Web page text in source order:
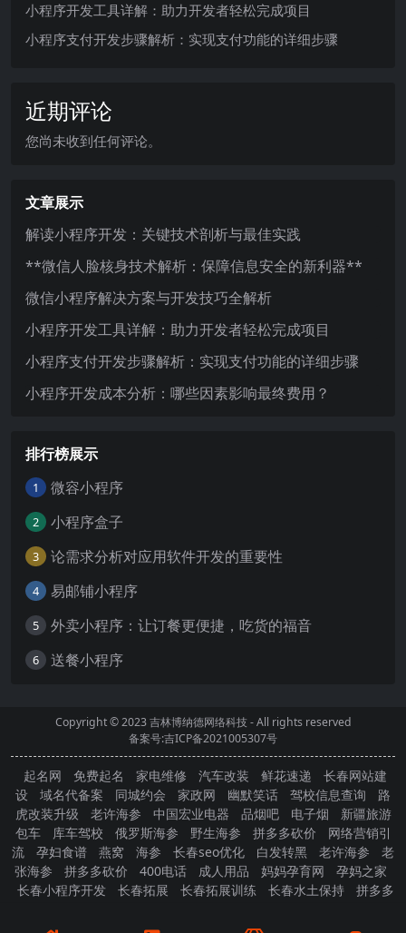
小程序开发工具详解：助力开发者轻松完成项目
小程序支付开发步骤解析：实现支付功能的详细步骤
近期评论
您尚未收到任何评论。
文章展示
解读小程序开发：关键技术剖析与最佳实践
**微信人脸核身技术解析：保障信息安全的新利器**
微信小程序解决方案与开发技巧全解析
小程序开发工具详解：助力开发者轻松完成项目
小程序支付开发步骤解析：实现支付功能的详细步骤
小程序开发成本分析：哪些因素影响最终费用？
排行榜展示
1 微容小程序
2 小程序盒子
3 论需求分析对应用软件开发的重要性
4 易邮铺小程序
5 外卖小程序：让订餐更便捷，吃货的福音
6 送餐小程序
Copyright © 2023吉林博纳德网络科技- All rights reserved
备案号:吉ICP备2021005307号
起名网 免费起名 家电维修 汽车改装 鲜花速递
长春网站建
设
域名代备案 同城约会 家政网 幽默笑话 驾校信息查询
路
虎改装升级
老许海参 中国宏业电器 品烟吧 电子烟
新疆旅游
包车
库车驾校 俄罗斯海参 野生海参 拼多多砍价
网络营销引
流
孕妇食谱 燕窝 海参 长春seo优化 白发转黑 老许海参
老
张海参
拼多多砍价 400电话 成人用品 妈妈孕育网
孕妈之家
长春小程序开发
长春拓展 长春拓展训练 长春水土保持
拼多多